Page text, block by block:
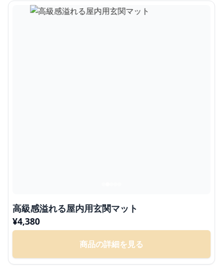
高級感溢れる屋内用玄関マット
¥4,380
商品の詳細を見る